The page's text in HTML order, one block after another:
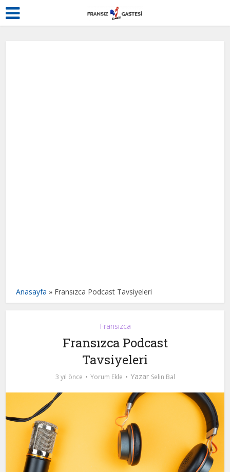
Anasayfa » Fransızca Podcast Tavsiyeleri
Fransızca
Fransızca Podcast
Tavsiyeleri
3 yıl önce Yorum Ekle Yazar Selin Bal